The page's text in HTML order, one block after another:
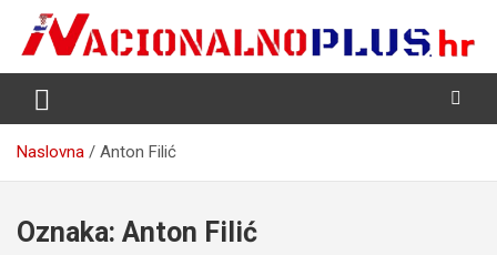
content
NacionalnoPlus.hr
Nacija želi znati više
Naslovna Anton Filić
Oznaka: Anton Filić